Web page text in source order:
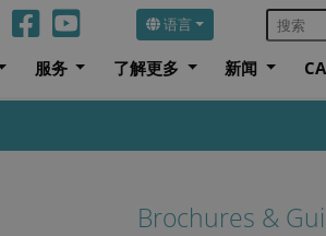
语言
服务 了解更多 新闻
Brochures &